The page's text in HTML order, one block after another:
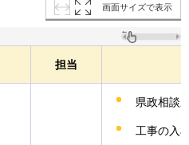
画面サイズで表示
担当
県政相談
工事の入